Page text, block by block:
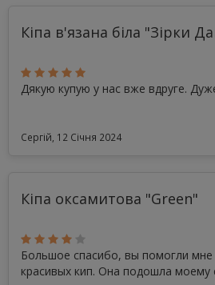
Кіпа в'язана біла "Зірки
Дякую купую у нас вже вдруге.
Сергій, 12 Січня 2024
Кіпа оксамитова "Green"
Большое спасибо, вы помогли мне
красивых кип. Она подошла моему